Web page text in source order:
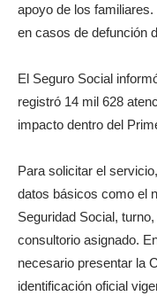
apoyo de los
en casos de defunción
El Seguro Social
registró 14 mil 628
impacto dentro del
Para solicitar el
datos básicos como el
Seguridad Social,
consultorio asignado.
necesario presentar la
identificación oficial